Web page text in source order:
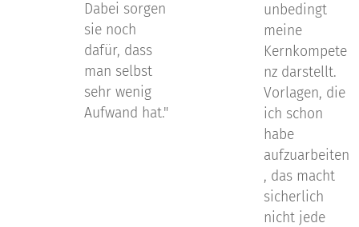
Dabei sorgen
sie noch
dafür, dass
man selbst
sehr wenig
Aufwand hat."
unbedingt
meine
Kernkompete
nz darstellt.
Vorlagen, die
ich schon
habe
aufzuarbeiten
, das macht
sicherlich
nicht jede